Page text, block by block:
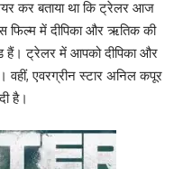
कर बताया था कि ट्रेलर आज
फिल्म में दीपिका और ऋतिक की
हैं। ट्रेलर में आपको दीपिका और
एवरग्रीन स्टार अनिल कपूर
है।